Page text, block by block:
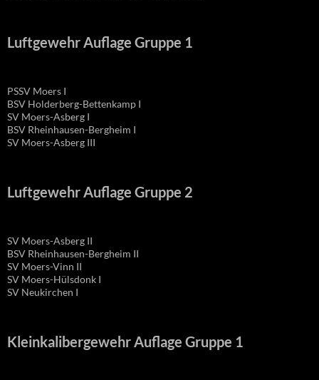
Luftgewehr Auflage Gruppe 1
PSSV Moers I
BSV Holderberg-Bettenkamp I
SV Moers-Asberg I
BSV Rheinhausen-Bergheim I
SV Moers-Asberg III
Luftgewehr Auflage Gruppe 2
SV Moers-Asberg II
BSV Rheinhausen-Bergheim II
SV Moers-Vinn II
SV Moers-Hülsdonk I
SV Neukirchen I
Kleinkalibergewehr Auflage Gruppe 1